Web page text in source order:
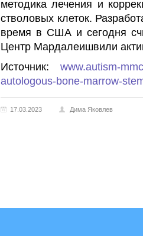
методика лечения и
стволовых клеток.
время в США и сегодня
Центр Мардалеишвили
Источник: www.autism-
autologous-bone-marrow-
17.03.2023 Дима Яковлев